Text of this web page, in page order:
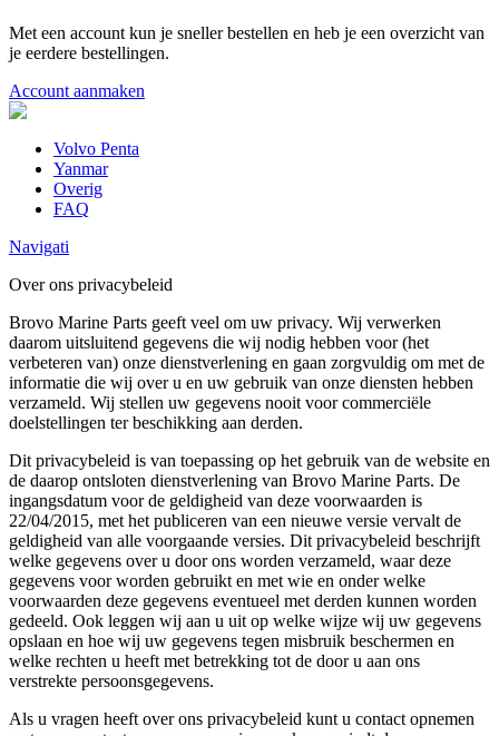
Met een account kun je sneller bestellen en heb je een overzicht van
je eerdere bestellingen.
Account aanmaken
Volvo Penta
Yanmar
Overig
FAQ
Navigati
Over ons privacybeleid
Brovo Marine Parts geeft veel om uw privacy. Wij verwerken
daarom uitsluitend gegevens die wij nodig hebben voor (het
verbeteren van) onze dienstverlening en gaan zorgvuldig om met de
informatie die wij over u en uw gebruik van onze diensten hebben
verzameld. Wij stellen uw gegevens nooit voor commerciële
doelstellingen ter beschikking aan derden.
Dit privacybeleid is van toepassing op het gebruik van de website en
de daarop ontsloten dienstverlening van Brovo Marine Parts. De
ingangsdatum voor de geldigheid van deze voorwaarden is
22/04/2015, met het publiceren van een nieuwe versie vervalt de
geldigheid van alle voorgaande versies. Dit privacybeleid beschrijft
welke gegevens over u door ons worden verzameld, waar deze
gegevens voor worden gebruikt en met wie en onder welke
voorwaarden deze gegevens eventueel met derden kunnen worden
gedeeld. Ook leggen wij aan u uit op welke wijze wij uw gegevens
opslaan en hoe wij uw gegevens tegen misbruik beschermen en
welke rechten u heeft met betrekking tot de door u aan ons
verstrekte persoonsgegevens.
Als u vragen heeft over ons privacybeleid kunt u contact opnemen